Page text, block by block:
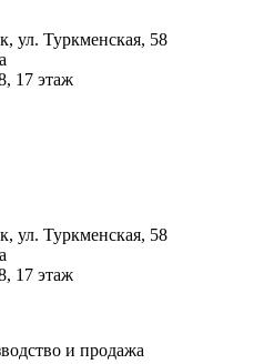
ул. Туркменская, 58
17 этаж
ул. Туркменская, 58
17 этаж
и продажа